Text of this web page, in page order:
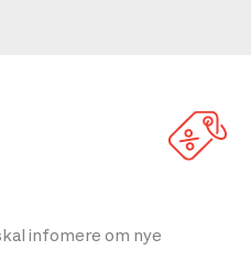
infomere om nye